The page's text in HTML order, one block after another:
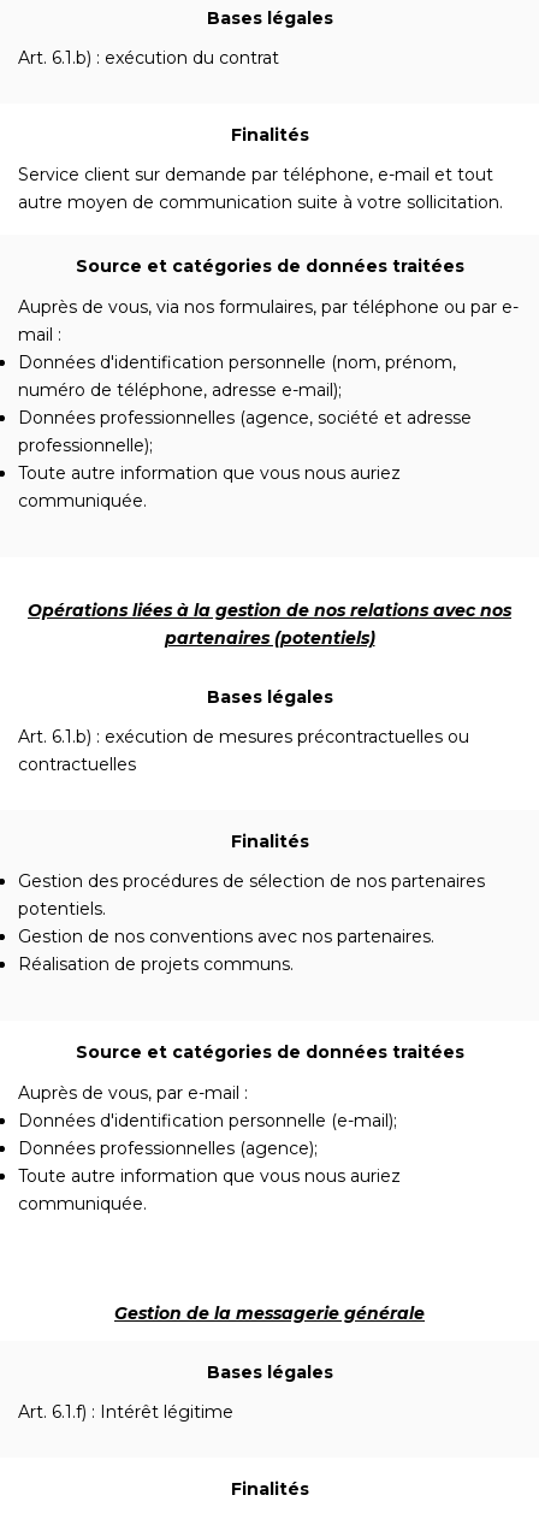
Bases légales
Art. 6.1.b) : exécution du contrat
Finalités
Service client sur demande par téléphone, e-mail et tout
autre moyen de communication suite à votre sollicitation.
Source et catégories de données traitées
Auprès de vous, via nos formulaires, par téléphone ou par e-
mail :
Données d'identification personnelle (nom, prénom,
numéro de téléphone, adresse e-mail);
Données professionnelles (agence, société et adresse
professionnelle);
Toute autre information que vous nous auriez
communiquée.
Opérations liées à la gestion de nos relations avec nos
partenaires (potentiels)
Bases légales
Art. 6.1.b) : exécution de mesures précontractuelles ou
contractuelles
Finalités
Gestion des procédures de sélection de nos partenaires
potentiels.
Gestion de nos conventions avec nos partenaires.
Réalisation de projets communs.
Source et catégories de données traitées
Auprès de vous, par e-mail :
Données d'identification personnelle (e-mail);
Données professionnelles (agence);
Toute autre information que vous nous auriez
communiquée.
Gestion de la messagerie générale
Bases légales
Art. 6.1.f) : Intérêt légitime
Finalités